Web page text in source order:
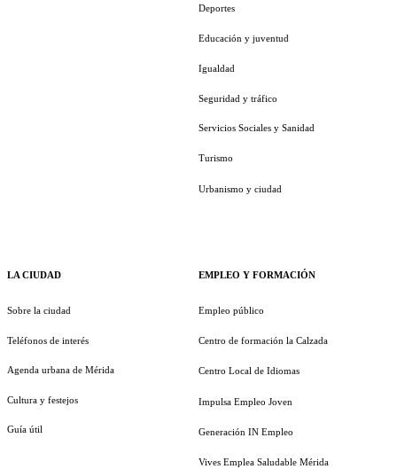
LA CIUDAD
Sobre la ciudad
Teléfonos de interés
Agenda urbana de Mérida
Cultura y festejos
Guía útil
Deportes
Educación y juventud
Igualdad
Seguridad y tráfico
Servicios Sociales y Sanidad
Turismo
Urbanismo y ciudad
EMPLEO Y FORMACIÓN
Empleo público
Centro de formación la Calzada
Centro Local de Idiomas
Impulsa Empleo Joven
Generación IN Empleo
Vives Emplea Saludable Mérida